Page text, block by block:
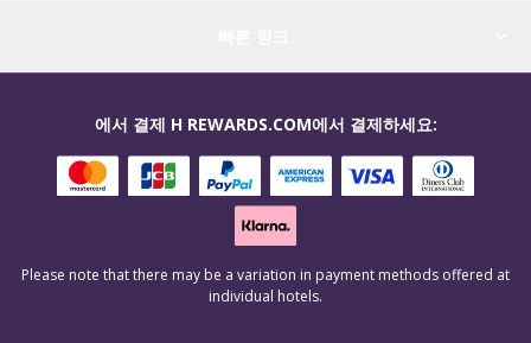
에서 결제 H REWARDS.COM에서 결제하세요:
Please note that there may be a variation in payment methods offered at
individual hotels.